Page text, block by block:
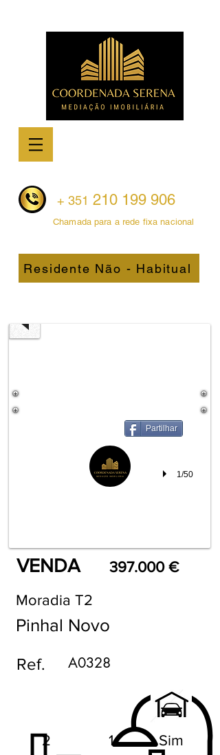
+ 351 210 199 906
Chamada para a rede fixa nacional
Residente Não - Habitual
043.jpg
1/50
Partilhar
VENDA 397.000 €
Moradia T2
Pinhal Novo
Ref.
2
A0328
1 Sim